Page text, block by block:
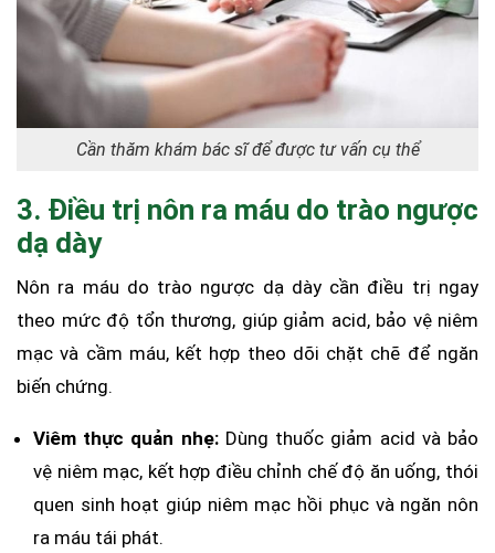
Cần thăm khám bác sĩ để được tư vấn cụ thể
3. Điều trị nôn ra máu do trào ngược
dạ dày
Nôn ra máu do trào ngược dạ dày cần điều trị ngay
theo mức độ tổn thương, giúp giảm acid, bảo vệ niêm
mạc và cầm máu, kết hợp theo dõi chặt chẽ để ngăn
biến chứng.
Viêm thực quản nhẹ:Dùng thuốc giảm acid và bảo
vệ niêm mạc, kết hợp điều chỉnh chế độ ăn uống, thói
quen sinh hoạt giúp niêm mạc hồi phục và ngăn nôn
ra máu tái phát.